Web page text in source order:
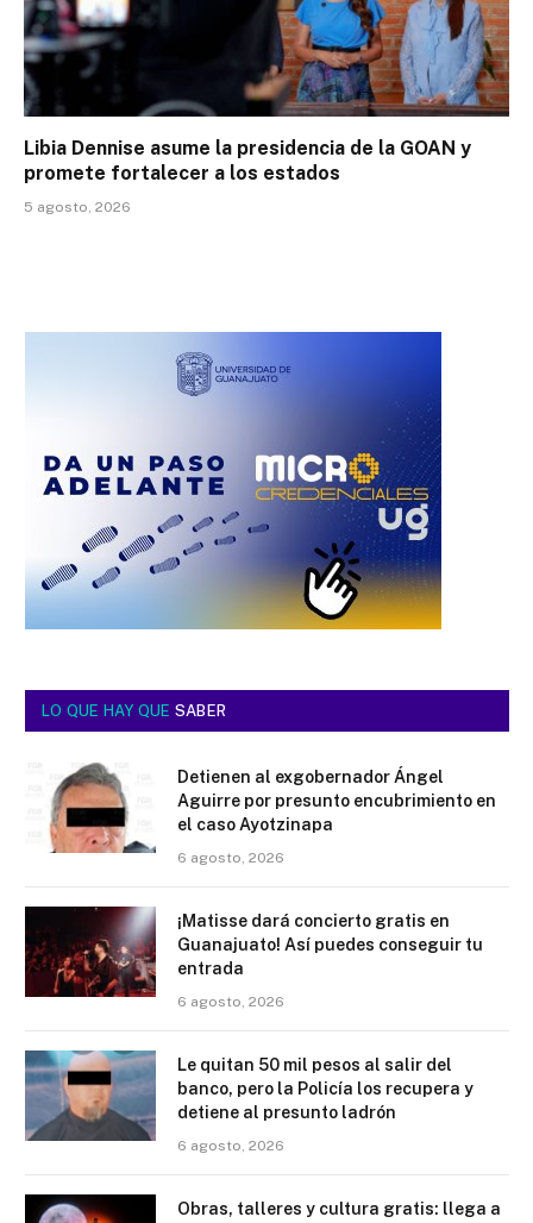
Libia Dennise asume la presidencia de la GOAN y
promete fortalecer a los estados
5 agosto, 2026
LO QUE HAY QUE SABER
Detienen al exgobernador Ángel
Aguirre por presunto encubrimiento en
el caso Ayotzinapa
6 agosto, 2026
¡Matisse dará concierto gratis en
Guanajuato! Así puedes conseguir tu
entrada
6 agosto, 2026
Le quitan 50 mil pesos al salir del
banco, pero la Policía los recupera y
detiene al presunto ladrón
6 agosto, 2026
Obras, talleres y cultura gratis: llega a